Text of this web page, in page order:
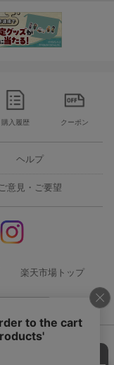
購入履歴 クーポン
ヘルプ
ご意見・ご要望
楽天市場トップ